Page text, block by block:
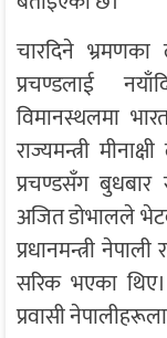
चारदिने भ्रमणका
प्रचण्डलाई
विमानस्थलमा
राज्यमन्त्री
प्रचण्डसँग बुधबार
अजित डोभालले
प्रधानमन्त्री
सरिक भएका थिए।
प्रवासी